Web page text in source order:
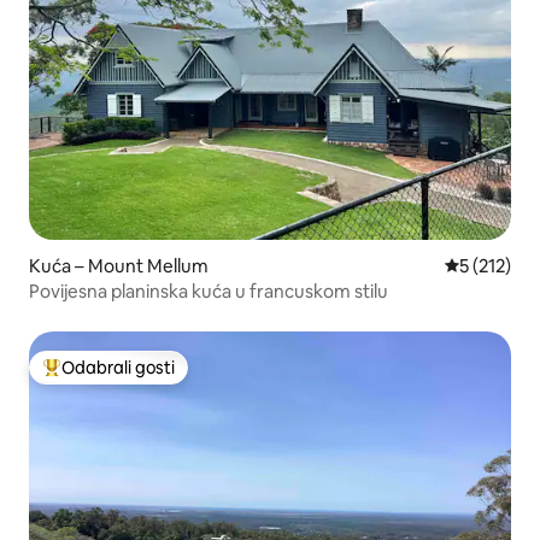
Kuća – Mount Mellum Prosječna
5 (212)
Povijesna planinska kuća u francuskom stilu
Među najviše rangiranima s oznakom „Odabrali gosti”
Odabrali gosti